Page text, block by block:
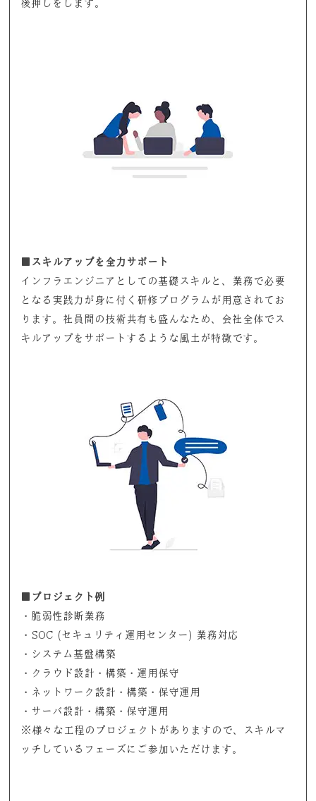
後押しをします。
■スキルアップを全力サポート
インフラエンジニアとしての基礎スキルと、業務で必要
となる実践力が身に付く研修プログラムが用意されてお
ります。社員間の技術共有も盛んなため、会社全体でス
キルアップをサポートするような風土が特徴です。
■プロジェクト例
・脆弱性診断業務
・SOC (セキュリティ運用センター) 業務対応
・システム基盤構築
・クラウド設計・構築・運用保守
・ネットワーク設計・構築・保守運用
・サーバ設計・構築・保守運用
※様々な工程のプロジェクトがありますので、スキルマ
ッチしているフェーズにご参加いただけます。